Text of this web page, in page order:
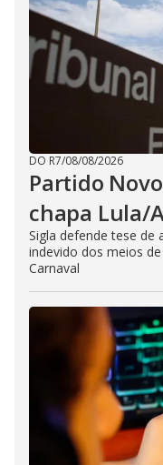
DO R7/08/08/2026
Partido
chapa Lula/
Sigla defende tese de
indevido dos meios
Carnaval